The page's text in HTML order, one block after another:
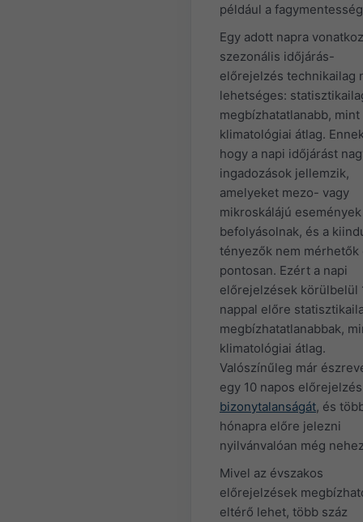
például a
Egy adott napra
szezonális időjárás-
előrejelzés technikailag
lehetséges:
megbízhatatlanabb, mint
klimatológiai átlag.
hogy a napi időjárást
ingadozások jellemzik,
amelyeket mezo- vagy
mikroskálájú események
befolyásolnak, és a
tényezők nem mérhetők
pontosan. Ezért a napi
előrejelzések körülbelül
nappal előre
megbízhatatlanabbak,
klimatológiai átlag.
Valószínűleg már
egy 10 napos előrejelzés
bizonytalanságát, és
hónapra előre jelezni
nyilvánvalóan még
Mivel az évszakos
előrejelzések
eltérő lehet, több száz